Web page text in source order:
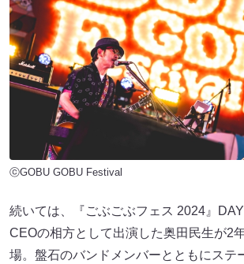
ⓒGOBU GOBU Festival
続いては、『ごぶごぶフェス 2024』
CEOの相方として出演した奥田民生が2
場。盤石のバンドメンバーとともにステ